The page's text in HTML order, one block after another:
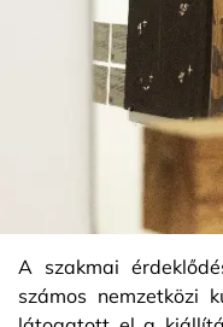
A szakmai
számos nemzetközi